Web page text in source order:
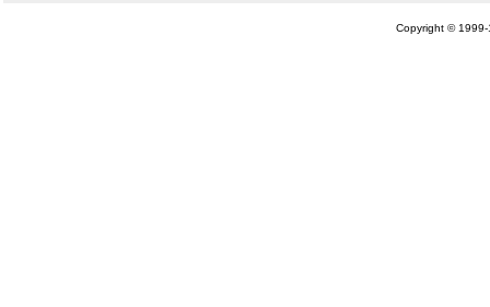
Copyright © 1999-